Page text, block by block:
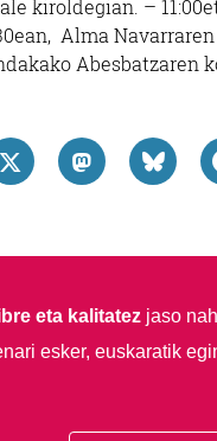
kiroldegian. –
Alma Navarraren
Abesbatzaren
eta kalitatezjaso
esker, euskaratik